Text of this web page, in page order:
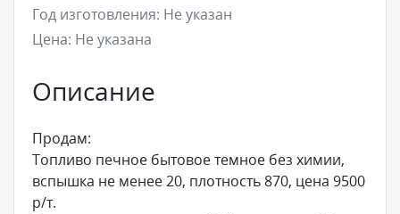
Год изготовления: Не указан
Цена: Не указана
Описание
Продам:
Топливо печное бытовое темное без химии,
вспышка не менее 20, плотность 870, цена 9500
р/т.